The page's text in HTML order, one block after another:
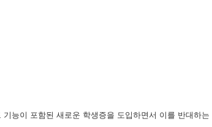
능이 포함된 새로운 학생증을 도입하면서 이를 반대하